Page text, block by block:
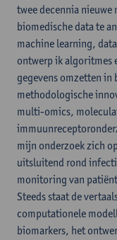
twee decennia
biomedische data te
machine learning,
ontwerp ik algoritmes
gegevens omzetten
methodologische
multi-omics,
mijn onderzoek zich
uitsluitend rond
monitoring van
Steeds staat de
computationele
biomarkers, het